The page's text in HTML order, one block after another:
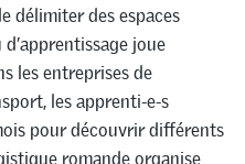
délimiter des espaces
joue
les entreprises de
les apprenti-e-s
pour découvrir différents
romande organise